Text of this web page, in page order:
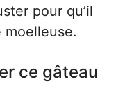
pour qu’il
ce gâteau